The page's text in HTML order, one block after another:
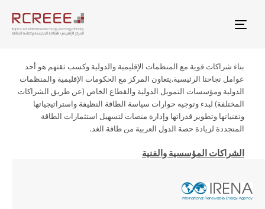
بناء شراكات قوية مع المنظمات الإقليمية والدولية وكسب ثقتهم هو أحد
عوامل نجاحنا الرئيسية.يتعاون المركز مع الحكومات الإقليمية والمنظمات
الدولية ومؤسسات التمويل الدولية والقطاع الخاص (عن طريق الشراكات
المختلفة) لبدء وتوجيه حوارات سياسة الطاقة النظيفة واستراتيجياتها
وتقنياتها وتطوير قدراتها وإدارة منصات لتسهيل استثمارات الطاقة
المتجددة لزيادة حصة الدول العربية من طاقة الغد.
الشراكات المؤسسية والفنية